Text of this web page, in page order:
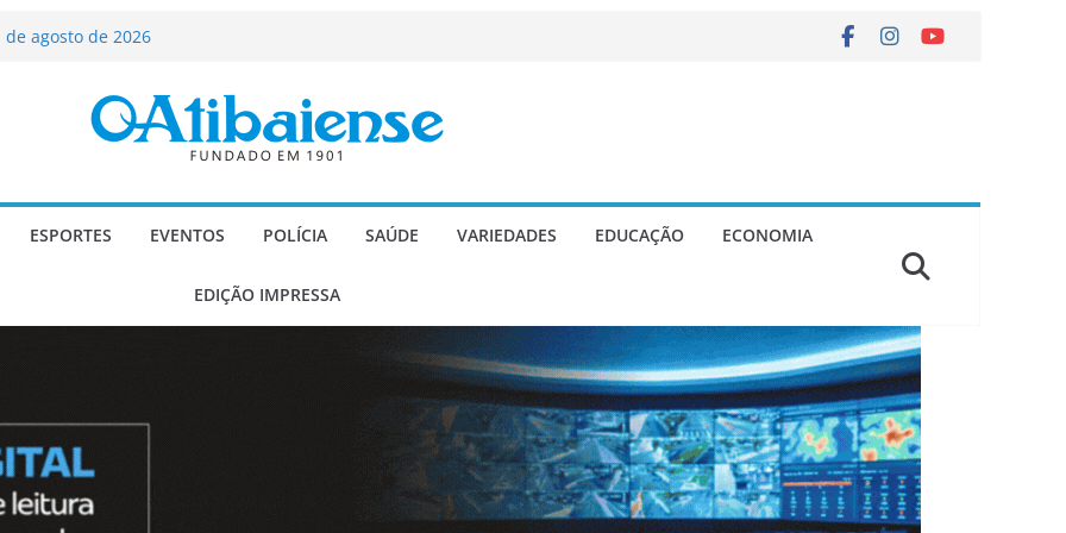
candidato a deputado
Gomes se apresenta no Cine Itá
de Paulo
– Festa de Bom Jesus dos Perdões
ESPORTES EVENTOS POLÍCIA SAÚDE VARIEDADES EDUCAÇÃO ECONOMIA
EDIÇÃO IMPRESSA